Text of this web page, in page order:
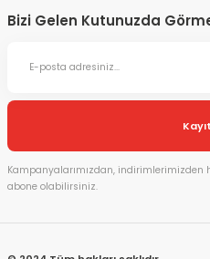
Bizi Gelen Kutunuzda
Kampanyalarımızdan,
abone olabilirsiniz.